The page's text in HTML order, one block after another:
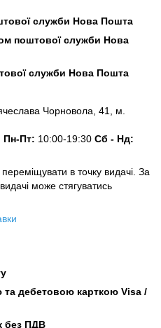
служби Нова Пошта
поштової служби Нова
служби Нова Пошта
Чорновола, 41, м.
Пн-Пт: 10:00-19:30 Сб - Нд:
переміщувати в точку видачі. За
може стягуватись
дебетовою карткою Visa /
без ПДВ